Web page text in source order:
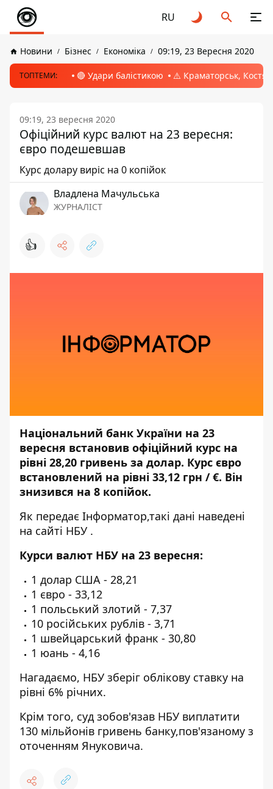
RU
Новини Бізнес Економіка 09:19, 23 Вересня 2020
ТОПТЕМИ: 🔴 Удари балістикою ⚠️ Краматорськ,
09:19, 23 вересня 2020
Офіційний курс валют на 23 вересня:
євро подешевшав
Курс долару виріс на 0 копійок
Владлена Мачульська
ЖУРНАЛІСТ
👍
Національний банк України на 23
вересня встановив офіційний курс на
рівні 28,20 гривень за долар. Курс євро
встановлений на рівні 33,12 грн / €. Він
знизився на 8 копійок.
Як передає Інформатор,такі дані наведені
на сайті НБУ .
Курси валют НБУ на 23 вересня:
1 долар США - 28,21
1 євро - 33,12
1 польський злотий - 7,37
10 російських рублів - 3,71
1 швейцарський франк - 30,80
1 юань - 4,16
Нагадаємо, НБУ зберіг облікову ставку на
рівні 6% річних.
Крім того, суд зобов'язав НБУ виплатити
130 мільйонів гривень банку,пов'язаному з
оточенням Януковича.